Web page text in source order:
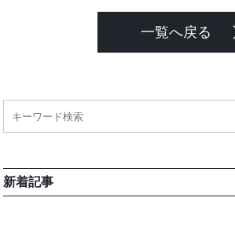
一覧へ戻る
新着記事